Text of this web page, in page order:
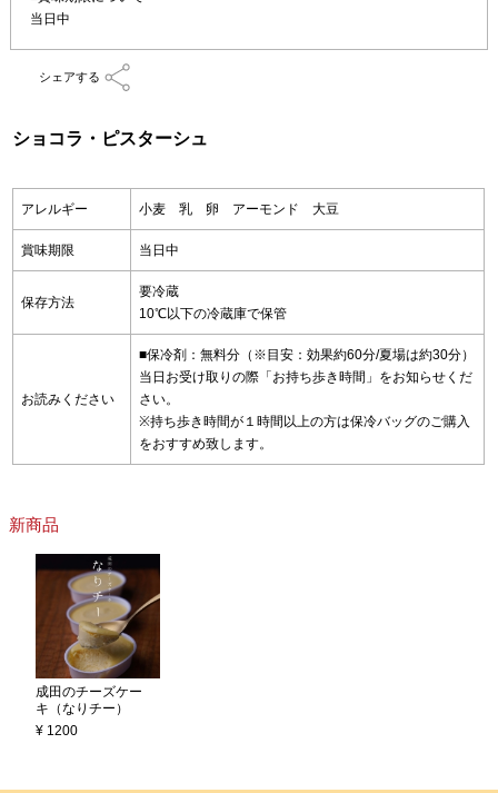
当日中
シェアする
ショコラ・ピスターシュ
アレルギー 小麦 乳 卵 アーモンド 大豆
賞味期限 当日中
保存方法
要冷蔵
10℃以下の冷蔵庫で保管
お読みください
■保冷剤：無料分（※目安：効果約60分/夏場は約30分）
当日お受け取りの際「お持ち歩き時間」をお知らせくだ
さい。
※持ち歩き時間が１時間以上の方は保冷バッグのご購入
をおすすめ致します。
新商品
成田のチーズケー
キ（なりチー）
¥ 1200